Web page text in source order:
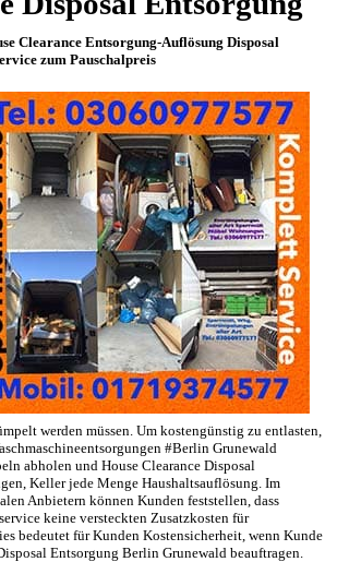
Clearance Entsorgung-Auflösung Disposal
zum Pauschalpreis
werden müssen. Um kostengünstig zu entlasten,
#Berlin Grunewald
abholen und House Clearance Disposal
Keller jede Menge Haushaltsauflösung. Im
Anbietern können Kunden feststellen, dass
keine versteckten Zusatzkosten für
bedeutet für Kunden Kostensicherheit, wenn Kunde
Entsorgung Berlin Grunewald beauftragen.